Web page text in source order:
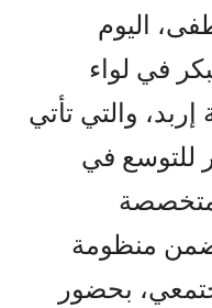
اليوم
في لواء
والتي تأتي
للتوسع في
ضمن منظومة
بحضور